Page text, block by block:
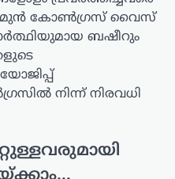
മുൻ കോൺഗ്രസ് വൈസ്
ബഷീറും
നിന്ന് നിരവധി